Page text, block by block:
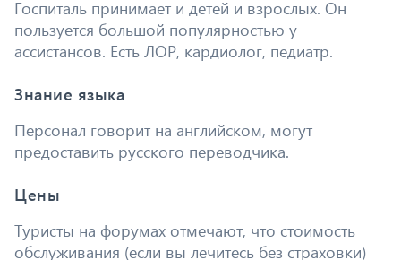
Госпиталь принимает и детей и взрослых. Он
пользуется большой популярностью у
ассистансов. Есть ЛОР, кардиолог, педиатр.
Знание языка
Персонал говорит на английском, могут
предоставить русского переводчика.
Цены
Туристы на форумах отмечают, что стоимость
обслуживания (если вы лечитесь без страховки)